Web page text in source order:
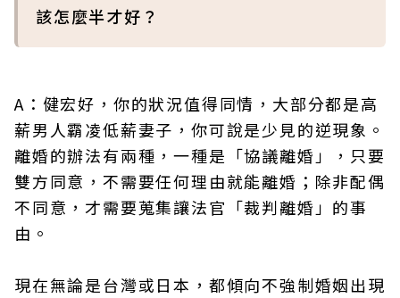
該怎麼半才好？
A：健宏好，你的狀況值得同情，大部分都是高
薪男人霸凌低薪妻子，你可說是少見的逆現象。
離婚的辦法有兩種，一種是「協議離婚」，只要
雙方同意，不需要任何理由就能離婚；除非配偶
不同意，才需要蒐集讓法官「裁判離婚」的事
由。
現在無論是台灣或日本，都傾向不強制婚姻出現